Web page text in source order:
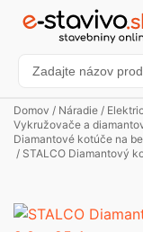
Domov / Náradie /
Vykružovače a
Diamantové kotúče na
/ STALCO Diamantový